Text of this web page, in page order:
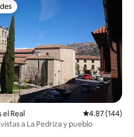
Real Calificación
4.87 (144)
Apto de montaña con vistas a La Pedriza y pueblo